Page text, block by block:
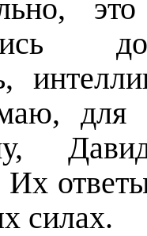
для
Их
силах.